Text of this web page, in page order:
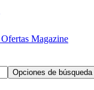
Ofertas Magazine
Opciones de búsqueda